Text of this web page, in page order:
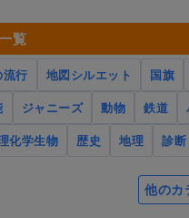
覧
行 地図シルエット 国旗
ジャニーズ 動物 鉄道
化学生物 歴史 地理 診
他のカ